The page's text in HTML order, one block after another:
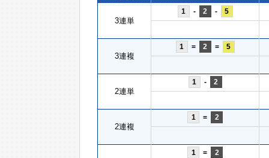
3連単
1 - 2 - 5
3連複
1 = 2 = 5
2連単
1 - 2
2連複
1 = 2
1 = 2